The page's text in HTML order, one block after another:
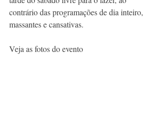
contrário das programações de dia inteiro,
massantes e cansativas.
Veja as fotos do evento